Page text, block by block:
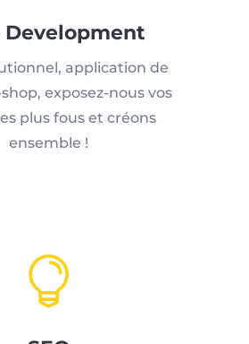
Development
application de
exposez-nous vos
plus fous et créons
ensemble !
